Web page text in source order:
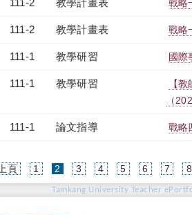
111-2 教學計畫表 戰略
111-2 教學計畫表 戰略
111-1 教學研習 國際
111-1 教學研習
【
（
111-1 論文指導 戰略
上頁 1 2 (current)
3 4 5 6 7 8
Tamkang University Teacher